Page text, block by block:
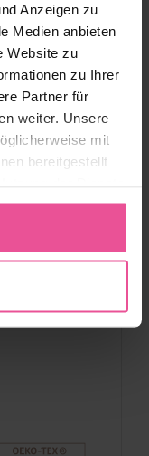
Anzeigen zu
Medien anbieten
Website zu
zu Ihrer
Partner für
weiter. Unsere
mit
bereitgestellt